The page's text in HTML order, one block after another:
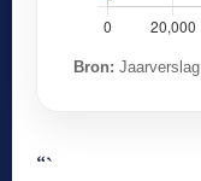
Bron:
“`